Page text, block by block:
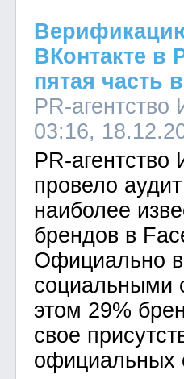
ВКонтакте в
пятая часть
PR-
03:16,
PR-
провело
наиболее
брендов в
Официально
социальными
этом 29%
свое
официальных